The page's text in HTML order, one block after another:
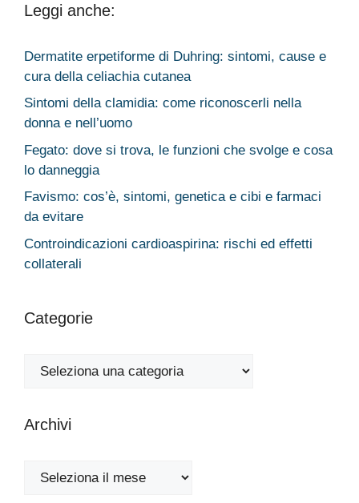
Leggi anche:
Dermatite erpetiforme di Duhring: sintomi, cause e
cura della celiachia cutanea
Sintomi della clamidia: come riconoscerli nella
donna e nell’uomo
Fegato: dove si trova, le funzioni che svolge e cosa
lo danneggia
Favismo: cos’è, sintomi, genetica e cibi e farmaci
da evitare
Controindicazioni cardioaspirina: rischi ed effetti
collaterali
Categorie
Categorie
Archivi
Archivi